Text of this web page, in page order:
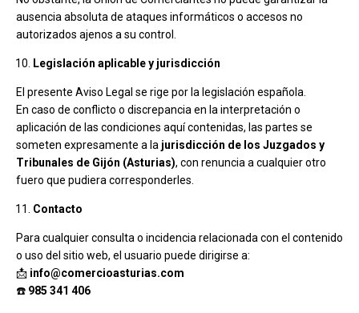
ausencia absoluta de ataques informáticos o accesos no
autorizados ajenos a su control.
Legislación aplicable y jurisdicción
El presente Aviso Legal se rige por la legislación española.
En caso de conflicto o discrepancia en la interpretación o
aplicación de las condiciones aquí contenidas, las partes se
someten expresamente a la jurisdicción de los Juzgados y
Tribunales de Gijón (Asturias), con renuncia a cualquier otro
fuero que pudiera corresponderles.
Contacto
Para cualquier consulta o incidencia relacionada con el contenido
o uso del sitio web, el usuario puede dirigirse a:
📩 info@comercioasturias.com
☎️ 985 341 406